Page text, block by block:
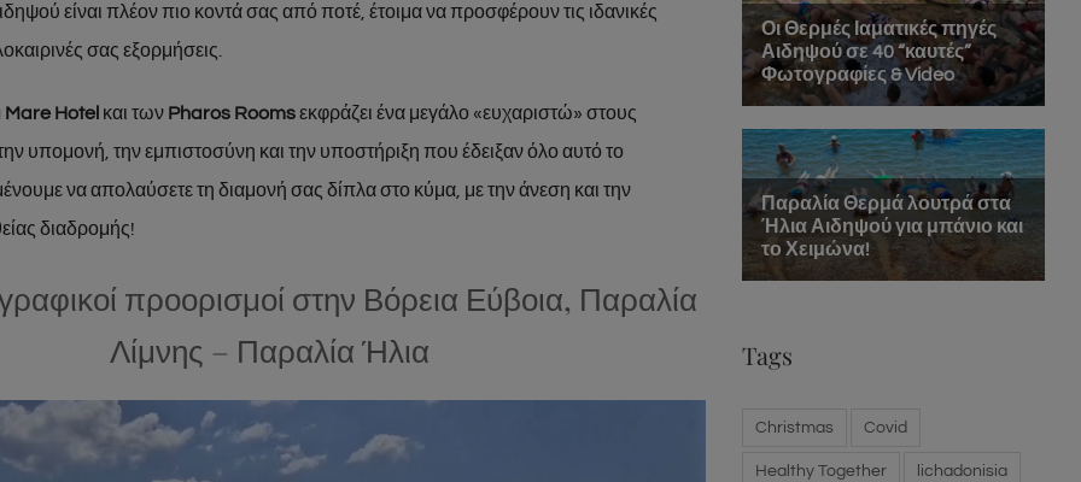
είναι πλέον πιο κοντά σας από ποτέ, έτοιμα να προσφέρουν τις ιδανικές
σας εξορμήσεις.
Mare Hotel και των Pharos Roomsεκφράζει ένα μεγάλο «ευχαριστώ» στους
υπομονή, την εμπιστοσύνη και την υποστήριξη που έδειξαν όλο αυτό το
να απολαύσετε τη διαμονή σας δίπλα στο κύμα, με την άνεση και την
διαδρομής!
προορισμοί στην Βόρεια Εύβοια, Παραλία
Λίμνης – Παραλία Ήλια
Tags
Christmas Covid
Healthy Together lichadonisia